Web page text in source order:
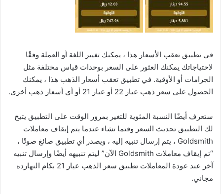
في تطبيق تعقب الأسعار هذا ، يمكنك تغيير اللغة أو العملة وفقًا
لاحتياجاتك يمكنك العثور على السعر بوحدات قياس مختلفة مثل
الجرامات أو الأوقية. في تطبيق تعقب أسعار الذهب هذا ، يمكنك
الحصول على سعر ذهب عيار 22 أو عيار 21 أو أي أسعار ذهب أخرى.
ستعرف أيضًا النسبة المئوية للتغير بمرور الوقت على التطبيق يتيح
لك التطبيق تحديث السعر وقتما تشاء عندما يتم إيقاف معاملات
Goldsmith ، يتم إرسال تنبيه إليه ، ويصدر أي تطبيق صائغ صوتًا ،
“تم إيقاف معاملات Goldsmith الآن” ليتم تنبيهه أيضًا وإرسال تنبيه
آخر عند عودة المعاملات تطبيق سعر الذهب عيار 21 بكام النهارده
مجاني.